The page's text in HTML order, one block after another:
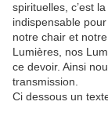
spirituelles, c’est
indispensable
notre chair et
Lumières, nos
ce devoir. Ainsi
transmission.
Ci dessous un